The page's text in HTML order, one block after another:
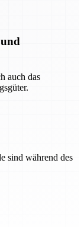
auch das
sind während des